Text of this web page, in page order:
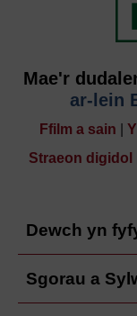
Mae'r
ar-lein
Ffilm a sain
Straeon digidol
Dewch yn
Sgorau a